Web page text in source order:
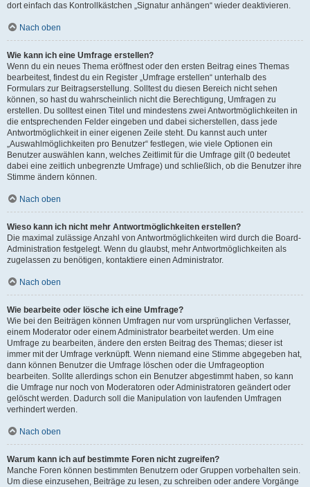
dort einfach das Kontrollkästchen „Signatur anhängen“ wieder deaktivieren.
Nach oben
Wie kann ich eine Umfrage erstellen?
Wenn du ein neues Thema eröffnest oder den ersten Beitrag eines Themas
bearbeitest, findest du ein Register „Umfrage erstellen“ unterhalb des
Formulars zur Beitragserstellung. Solltest du diesen Bereich nicht sehen
können, so hast du wahrscheinlich nicht die Berechtigung, Umfragen zu
erstellen. Du solltest einen Titel und mindestens zwei Antwortmöglichkeiten in
die entsprechenden Felder eingeben und dabei sicherstellen, dass jede
Antwortmöglichkeit in einer eigenen Zeile steht. Du kannst auch unter
„Auswahlmöglichkeiten pro Benutzer“ festlegen, wie viele Optionen ein
Benutzer auswählen kann, welches Zeitlimit für die Umfrage gilt (0 bedeutet
dabei eine zeitlich unbegrenzte Umfrage) und schließlich, ob die Benutzer ihre
Stimme ändern können.
Nach oben
Wieso kann ich nicht mehr Antwortmöglichkeiten erstellen?
Die maximal zulässige Anzahl von Antwortmöglichkeiten wird durch die Board-
Administration festgelegt. Wenn du glaubst, mehr Antwortmöglichkeiten als
zugelassen zu benötigen, kontaktiere einen Administrator.
Nach oben
Wie bearbeite oder lösche ich eine Umfrage?
Wie bei den Beiträgen können Umfragen nur vom ursprünglichen Verfasser,
einem Moderator oder einem Administrator bearbeitet werden. Um eine
Umfrage zu bearbeiten, ändere den ersten Beitrag des Themas; dieser ist
immer mit der Umfrage verknüpft. Wenn niemand eine Stimme abgegeben hat,
dann können Benutzer die Umfrage löschen oder die Umfrageoption
bearbeiten. Sollte allerdings schon ein Benutzer abgestimmt haben, so kann
die Umfrage nur noch von Moderatoren oder Administratoren geändert oder
gelöscht werden. Dadurch soll die Manipulation von laufenden Umfragen
verhindert werden.
Nach oben
Warum kann ich auf bestimmte Foren nicht zugreifen?
Manche Foren können bestimmten Benutzern oder Gruppen vorbehalten sein.
Um diese einzusehen, Beiträge zu lesen, zu schreiben oder andere Vorgänge